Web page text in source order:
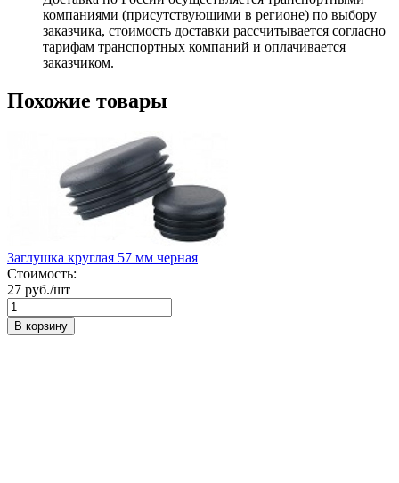
компаниями (присутствующими в регионе) по выбору
заказчика, стоимость доставки рассчитывается согласно
тарифам транспортных компаний и оплачивается
заказчиком.
Похожие товары
Заглушка круглая 57 мм черная
Стоимость:
27 руб./шт
В корзину